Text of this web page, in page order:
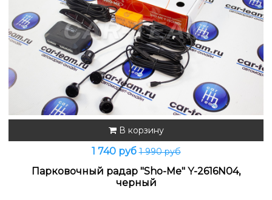
В корзину
1 740 руб1 990 руб
Парковочный радар "Sho-Me" Y-2616N04,
черный